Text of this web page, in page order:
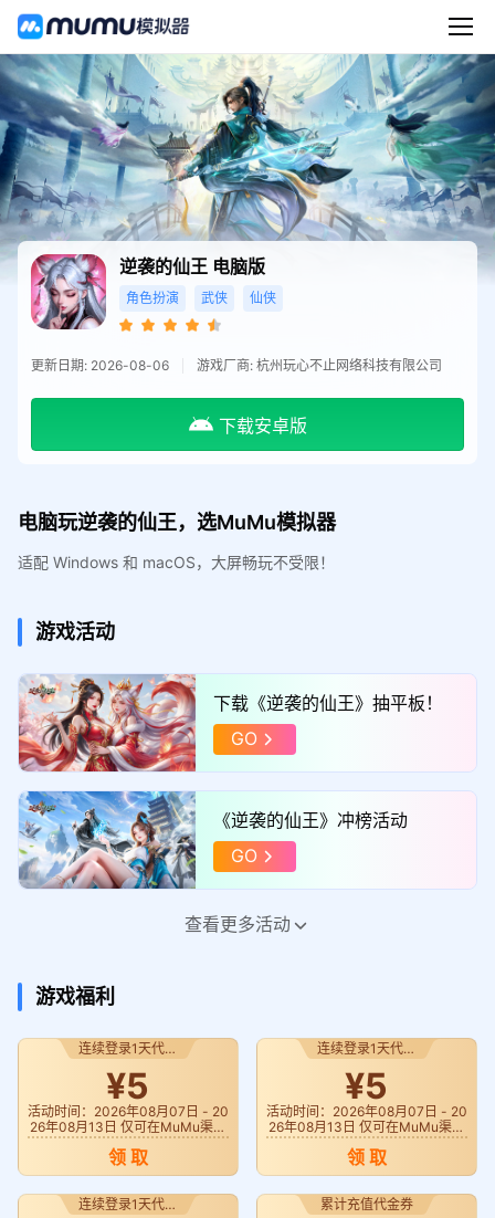
逆袭的仙王 电脑版
角色扮演 武侠 仙侠
更新日期: 2026-08-06 游戏厂商: 杭州玩心不止网络科技有限公司
下载安卓版
电脑玩逆袭的仙王，选MuMu模拟器
适配 Windows 和 macOS，大屏畅玩不受限！
游戏活动
下载《逆袭的仙王》抽平板！
GO
《逆袭的仙王》冲榜活动
GO
签到《逆袭的仙王》领豪礼！
查看更多活动
游戏福利
连续登录1天代金
¥5
活动时间：2026年08月07日 - 20
26年08月13日 仅可在MuMu渠道
《逆袭的仙王》使用
领 取
连续登录1天代金
¥5
活动时间：2026年08月07日 - 20
26年08月13日 仅可在MuMu渠道
《逆袭的仙王》使用
领 取
连续登录1天代金
累计充值代金券